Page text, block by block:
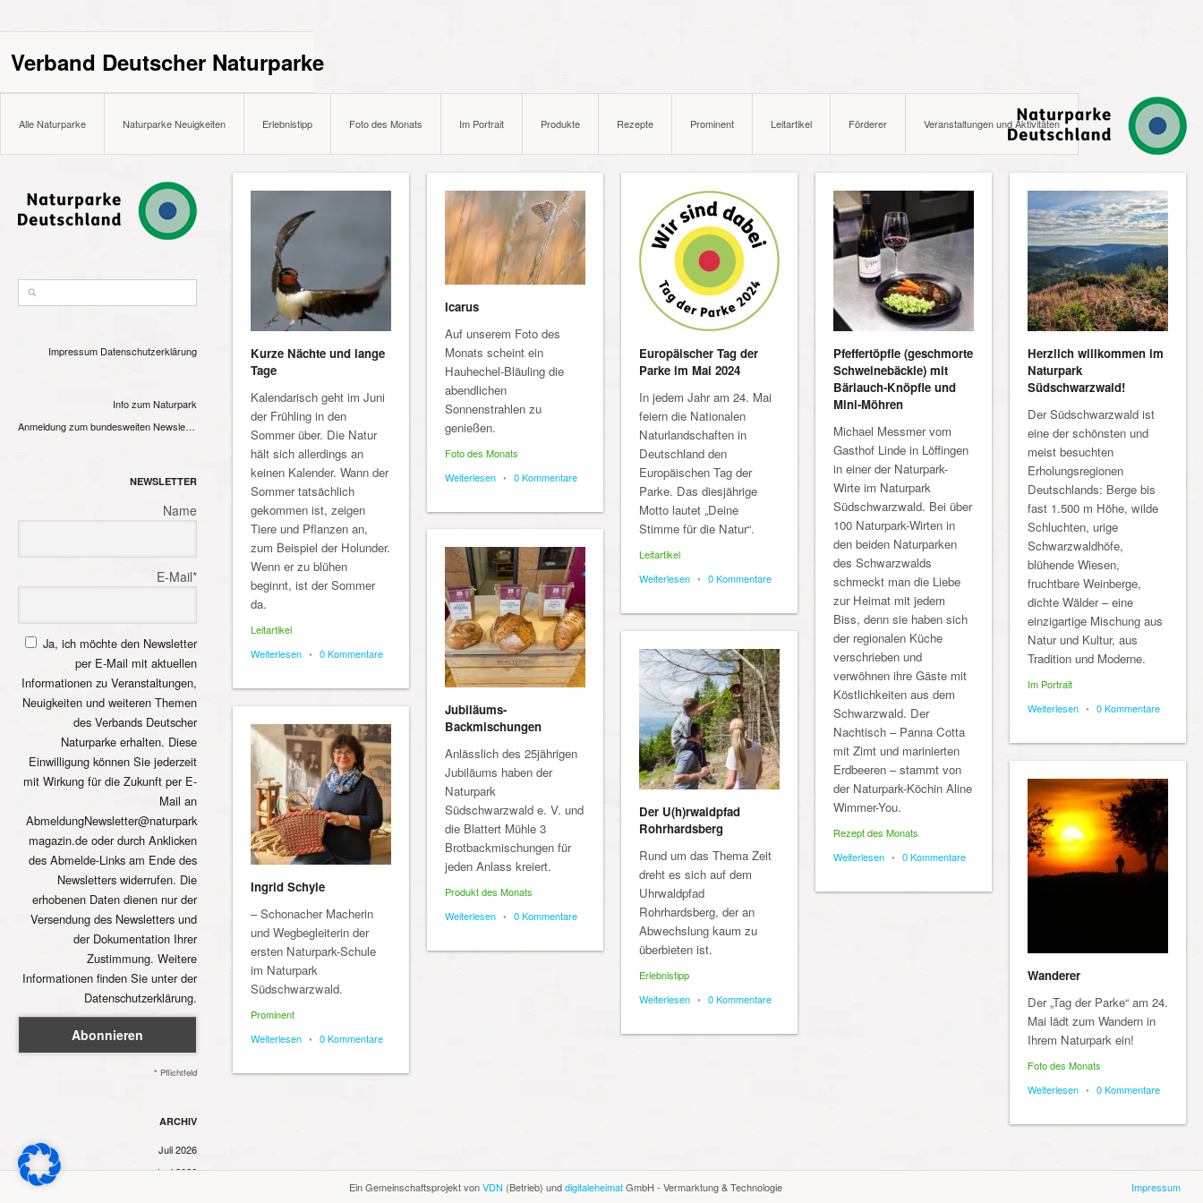
Verband Deutscher Naturparke
Alle Naturparke Naturparke Neuigkeiten Erlebnistipp Foto des Monats Im Portrait Produkte Rezepte Prominent Leitartikel Förderer Veranstaltungen und Aktivitäten
Impressum Datenschutzerklärung
Info zum Naturpark
Anmeldung zum bundesweiten Newsletter
NEWSLETTER
Name
E-Mail*
Ja, ich möchte den Newsletter
per E-Mail mit aktuellen
Informationen zu Veranstaltungen,
Neuigkeiten und weiteren Themen
des Verbands Deutscher
Naturparke erhalten. Diese
Einwilligung können Sie jederzeit
mit Wirkung für die Zukunft per E-
Mail an
AbmeldungNewsletter@naturpark
magazin.de oder durch Anklicken
des Abmelde-Links am Ende des
Newsletters widerrufen. Die
erhobenen Daten dienen nur der
Versendung des Newsletters und
der Dokumentation Ihrer
Zustimmung. Weitere
Informationen finden Sie unter der
Datenschutzerklärung.
* Pflichtfeld
ARCHIV
Juli 2026
Juni 2026
Kurze Nächte und lange
Tage
Kalendarisch geht im Juni
der Frühling in den
Sommer über. Die Natur
hält sich allerdings an
keinen Kalender. Wann der
Sommer tatsächlich
gekommen ist, zeigen
Tiere und Pflanzen an,
zum Beispiel der Holunder.
Wenn er zu blühen
beginnt, ist der Sommer
da.
Leitartikel
Weiterlesen • 0 Kommentare
Icarus
Auf unserem Foto des
Monats scheint ein
Hauhechel-Bläuling die
abendlichen
Sonnenstrahlen zu
genießen.
Foto des Monats
Weiterlesen • 0 Kommentare
Europäischer Tag der
Parke im Mai 2024
In jedem Jahr am 24. Mai
feiern die Nationalen
Naturlandschaften in
Deutschland den
Europäischen Tag der
Parke. Das diesjährige
Motto lautet „Deine
Stimme für die Natur“.
Leitartikel
Weiterlesen • 0 Kommentare
Pfeffertöpfle (geschmorte
Schweinebäckle) mit
Bärlauch-Knöpfle und
Mini-Möhren
Michael Messmer vom
Gasthof Linde in Löffingen
in einer der Naturpark-
Wirte im Naturpark
Südschwarzwald. Bei über
100 Naturpark-Wirten in
den beiden Naturparken
des Schwarzwalds
schmeckt man die Liebe
zur Heimat mit jedem
Biss, denn sie haben sich
der regionalen Küche
verschrieben und
verwöhnen ihre Gäste mit
Köstlichkeiten aus dem
Schwarzwald. Der
Nachtisch – Panna Cotta
mit Zimt und marinierten
Erdbeeren – stammt von
der Naturpark-Köchin Aline
Wimmer-You.
Rezept des Monats
Weiterlesen • 0 Kommentare
Herzlich willkommen im
Naturpark
Südschwarzwald!
Der Südschwarzwald ist
eine der schönsten und
meist besuchten
Erholungsregionen
Deutschlands: Berge bis
fast 1.500 m Höhe, wilde
Schluchten, urige
Schwarzwaldhöfe,
blühende Wiesen,
fruchtbare Weinberge,
dichte Wälder – eine
einzigartige Mischung aus
Natur und Kultur, aus
Tradition und Moderne.
Im Portrait
Weiterlesen • 0 Kommentare
Jubiläums-
Backmischungen
Anlässlich des 25jährigen
Jubiläums haben der
Naturpark
Südschwarzwald e. V. und
die Blattert Mühle 3
Brotbackmischungen für
jeden Anlass kreiert.
Produkt des Monats
Weiterlesen • 0 Kommentare
Der U(h)rwaldpfad
Rohrhardsberg
Rund um das Thema Zeit
dreht es sich auf dem
Uhrwaldpfad
Rohrhardsberg, der an
Abwechslung kaum zu
überbieten ist.
Erlebnistipp
Weiterlesen • 0 Kommentare
Ingrid Schyle
– Schonacher Macherin
und Wegbegleiterin der
ersten Naturpark-Schule
im Naturpark
Südschwarzwald.
Prominent
Weiterlesen • 0 Kommentare
Wanderer
Der „Tag der Parke“ am 24.
Mai lädt zum Wandern in
Ihrem Naturpark ein!
Foto des Monats
Weiterlesen • 0 Kommentare
Ein Gemeinschaftsprojekt vonVDN (Betrieb) unddigitaleheimatGmbH - Vermarktung & Technologie Impressum